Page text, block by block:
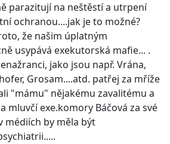
parazitují na neštěstí a utrpení
ochranou....jak je to možné?
že našim úplatným
usypává exekutorská mafie... .
jako jsou např. Vrána,
Grosam....atd. patřej za mříže
"mámu" nějakému zavalitému a
mluvčí exe.komory Báčová za své
médiích by měla být